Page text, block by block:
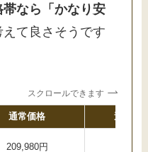
帯なら「かなり安
えて良さそうです
スクロールできます
通常価格 過去最
209,980円